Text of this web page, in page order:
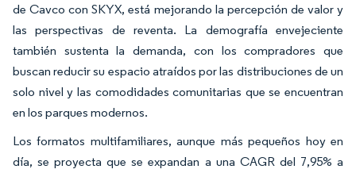
de Cavco con SKYX, está mejorando la percepción de valor y
las perspectivas de reventa. La demografía envejeciente
también sustenta la demanda, con los compradores que
buscan reducir su espacio atraídos por las distribuciones de un
solo nivel y las comodidades comunitarias que se encuentran
en los parques modernos.
Los formatos multifamiliares, aunque más pequeños hoy en
día, se proyecta que se expandan a una CAGR del 7,95% a